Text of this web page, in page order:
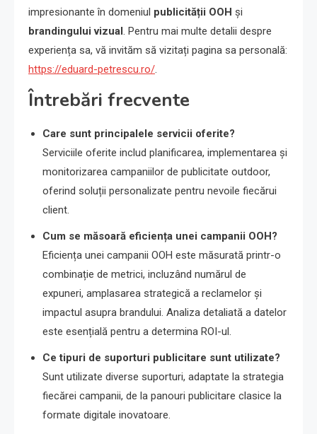
impresionante în domeniul publicității OOH și
brandingului vizual. Pentru mai multe detalii despre
experiența sa, vă invităm să vizitați pagina sa personală:
https://eduard-petrescu.ro/.
Întrebări frecvente
Care sunt principalele servicii oferite?
Serviciile oferite includ planificarea, implementarea și
monitorizarea campaniilor de publicitate outdoor,
oferind soluții personalizate pentru nevoile fiecărui
client.
Cum se măsoară eficiența unei campanii OOH?
Eficiența unei campanii OOH este măsurată printr-o
combinație de metrici, incluzând numărul de
expuneri, amplasarea strategică a reclamelor și
impactul asupra brandului. Analiza detaliată a datelor
este esențială pentru a determina ROI-ul.
Ce tipuri de suporturi publicitare sunt utilizate?
Sunt utilizate diverse suporturi, adaptate la strategia
fiecărei campanii, de la panouri publicitare clasice la
formate digitale inovatoare.